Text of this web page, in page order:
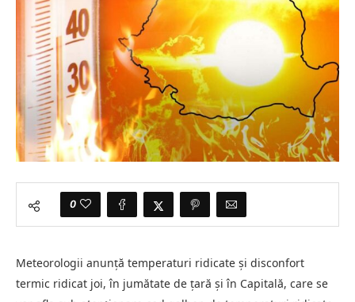
0
Meteorologii anunţă temperaturi ridicate şi disconfort
termic ridicat joi, în jumătate de ţară şi în Capitală, care se